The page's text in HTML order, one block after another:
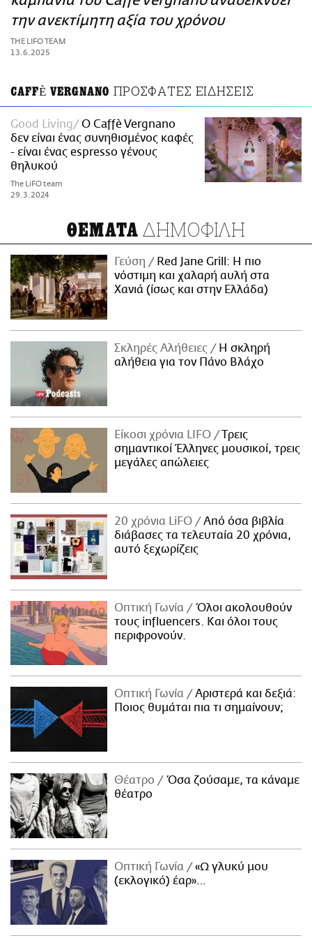
ΑΜΠΑ
PRINT
την ανεκτίμητη αξία του χρόνου
THE LIFO TEAM
13.6.2025
CAFFÈ VERGNANO ΠΡΟΣΦΑΤΕΣ ΕΙΔΗΣΕΙΣ
Good Living
Ο Caffè Vergnano
δεν είναι ένας συνηθισμένος καφές
- είναι ένας espresso γένους
θηλυκού
The LiFO team
29.3.2024
ΘΕΜΑΤΑ ΔΗΜΟΦΙΛΗ
Γεύση
Red Jane Grill: Η πιο
νόστιμη και χαλαρή αυλή στα
Χανιά (ίσως και στην Ελλάδα)
Σκληρές Αλήθειες
H σκληρή
αλήθεια για τον Πάνο Βλάχο
Είκοσι χρόνια LIFO
Tρεις
σημαντικοί Έλληνες μουσικοί, τρεις
μεγάλες απώλειες
20 χρόνια LiFO
Από όσα βιβλία
διάβασες τα τελευταία 20 χρόνια,
αυτό ξεχωρίζεις
Οπτική Γωνία
Όλοι ακολουθούν
τους influencers. Και όλοι τους
περιφρονούν.
Οπτική Γωνία
Αριστερά και δεξιά:
Ποιος θυμάται πια τι σημαίνουν;
Θέατρο
Όσα ζούσαμε, τα κάναμε
θέατρο
Οπτική Γωνία
«Ω γλυκύ μου
(εκλογικό) έαρ»…